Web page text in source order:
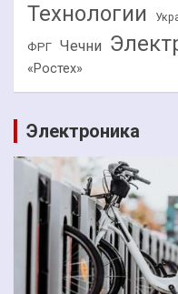
Технологии
ФРГ Чечни
«Ростех»
Электроника